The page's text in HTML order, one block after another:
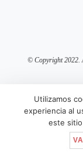
© Copyright 2022.
Utilizamos
experiencia al
este